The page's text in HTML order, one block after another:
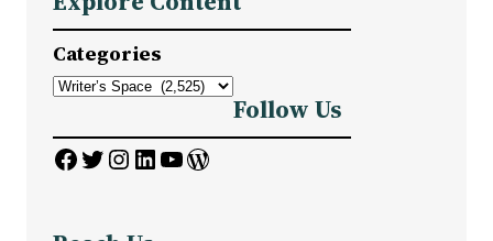
r
c
h
Categories
Follow Us
Facebook Twitter InstagramLinkedIn YouTube WordPress